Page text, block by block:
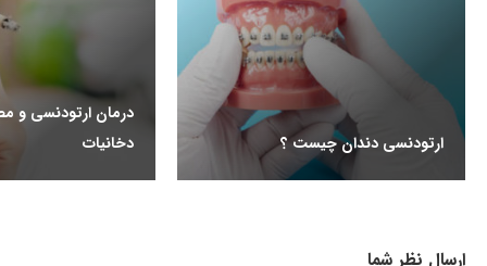
ارتودنسی دندان چیست ؟
درمان ارتودنسی و
دخانیات
ارسال نظر شما